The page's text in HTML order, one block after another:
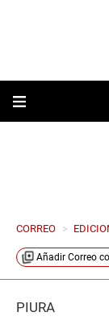
CORREO >
Añadir Correo
PIURA